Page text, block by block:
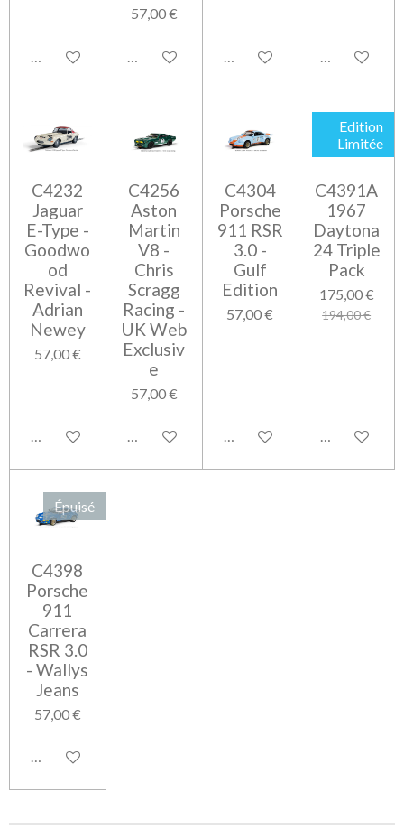
Ajouter au panier
57,00 €
Ajouter au panier Ajouter au panier Ajouter au
C4232
Jaguar
E-Type -
Goodwo
od
Revival -
Adrian
Newey
57,00 €
Ajouter au panier
C4256
Aston
Martin
V8 -
Chris
Scragg
Racing -
UK Web
Exclusiv
e
57,00 €
Ajouter au panier
C4304
Porsche
911 RSR
3.0 -
Gulf
Edition
57,00 €
Ajouter au panier
Edition
Limitée
C4391A
1967
Daytona
24 Triple
Pack
175,00 €
194,00 €
Ajouter au
Épuisé
C4398
Porsche
911
Carrera
RSR 3.0
- Wallys
Jeans
57,00 €
M'avertir si disponible